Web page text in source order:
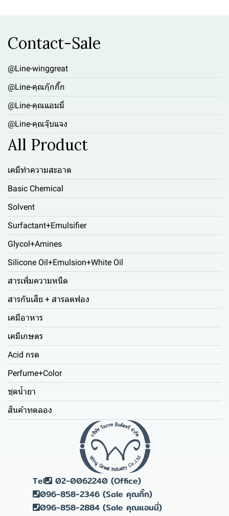
Contact-Sale
@Line-winggreat
@Line-คุณกุ๊กกิ๊ก
@Line-คุณแอมมี่
@Line-คุณจุ๊บแจง
All Product
เคมีทำความสะอาด
Basic Chemical
Solvent
Surfactant+Emulsifier
Glycol+Amines
Silicone Oil+Emulsion+White Oil
สารเพิ่มความหนืด
สารกันเสีย + สารลดฟอง
เคมีอาหาร
เคมีเกษตร
Acid กรด
Perfume+Color
ชุดน้ำยา
สินค้าทดลอง
Tel
02-0062240 (Office)
096-858-2346 (Sale คุณกิ๊ก)
096-858-2884 (Sale คุณแอมมี่)